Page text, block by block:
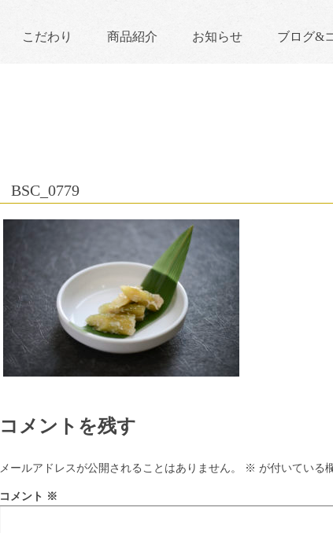
こだわり 商品紹介 お知らせ ブログ&
BSC_0779
コメントを残す
メールアドレスが公開されることはありません。 ※ が付いている
コメント ※